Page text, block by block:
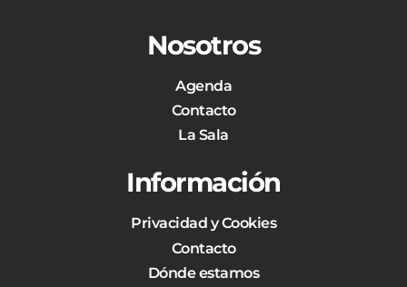
Nosotros
Agenda
Contacto
La Sala
Información
Privacidad y Cookies
Contacto
Dónde estamos